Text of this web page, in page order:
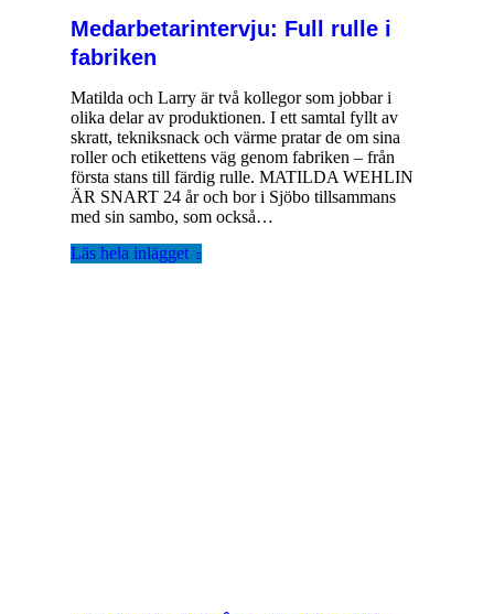
Medarbetarintervju: Full rulle i
fabriken
Matilda och Larry är två kollegor som jobbar i
olika delar av produktionen. I ett samtal fyllt av
skratt, tekniksnack och värme pratar de om sina
roller och etikettens väg genom fabriken – från
första stans till färdig rulle. MATILDA WEHLIN
ÄR SNART 24 år och bor i Sjöbo tillsammans
med sin sambo, som också…
Läs hela inlägget